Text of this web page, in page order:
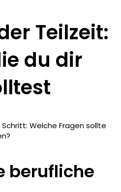
Teilzeit:
du dir
Welche Fragen sollte
berufliche